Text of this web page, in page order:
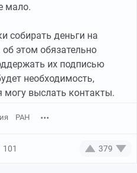
мало.
собирать деньги на
этом обязательно
их подписью
необходимость,
выслать контакты.
РАН
101 379